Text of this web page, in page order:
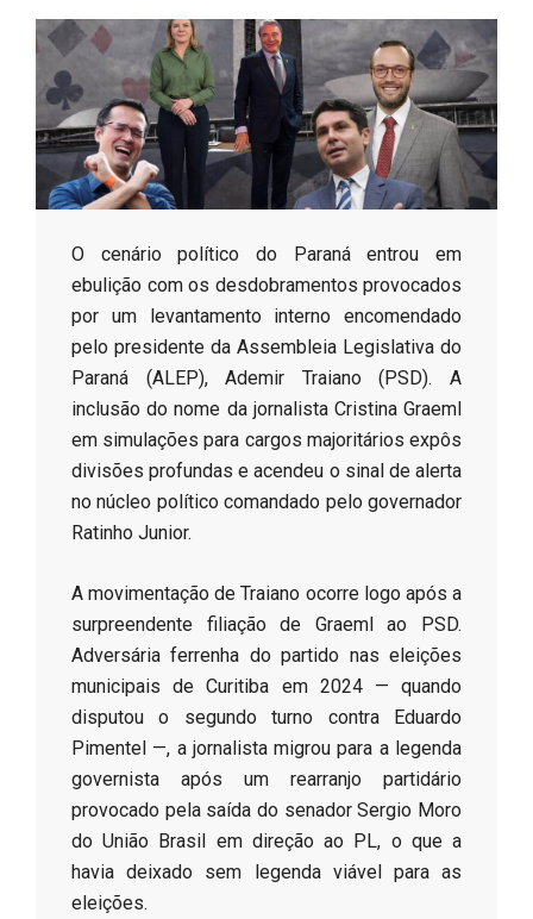
s
s
o
​O cenário político do Paraná entrou em
ebulição com os desdobramentos provocados
por um levantamento interno encomendado
pelo presidente da Assembleia Legislativa do
Paraná (ALEP), Ademir Traiano (PSD). A
inclusão do nome da jornalista Cristina Graeml
em simulações para cargos majoritários expôs
divisões profundas e acendeu o sinal de alerta
no núcleo político comandado pelo governador
Ratinho Junior.
​A movimentação de Traiano ocorre logo após a
surpreendente filiação de Graeml ao PSD.
Adversária ferrenha do partido nas eleições
municipais de Curitiba em 2024 — quando
disputou o segundo turno contra Eduardo
Pimentel —, a jornalista migrou para a legenda
governista após um rearranjo partidário
provocado pela saída do senador Sergio Moro
do União Brasil em direção ao PL, o que a
havia deixado sem legenda viável para as
eleições.